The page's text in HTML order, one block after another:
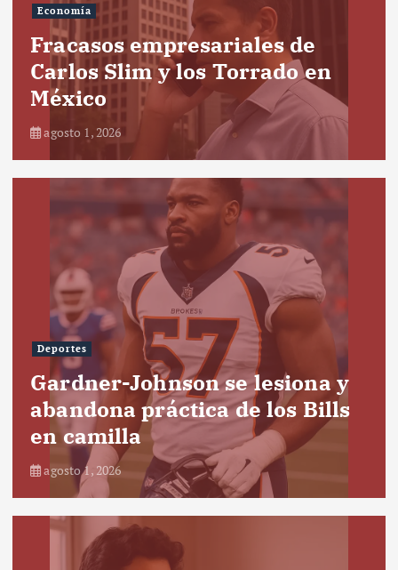
Economía
Fracasos empresariales de
Carlos Slim y los Torrado en
México
agosto 1, 2026
Deportes
Gardner-Johnson se lesiona y
abandona práctica de los Bills
en camilla
agosto 1, 2026